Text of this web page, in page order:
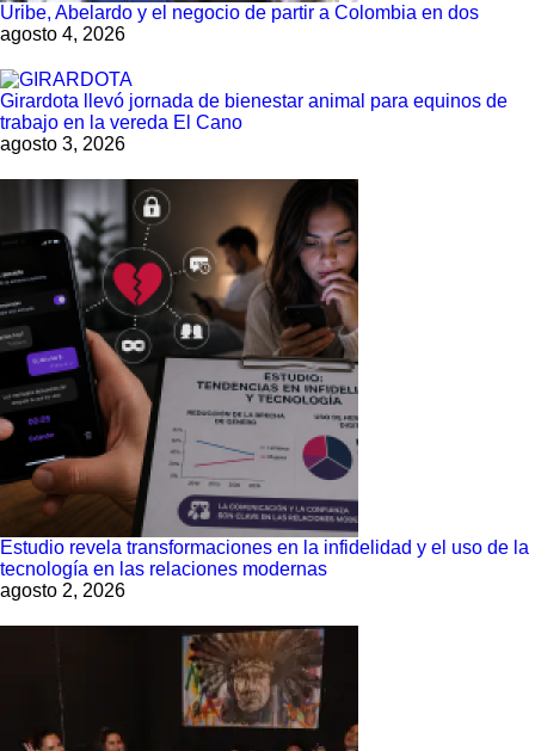
Uribe, Abelardo y el negocio de partir a Colombia en dos
agosto 4, 2026
Girardota llevó jornada de bienestar animal para equinos de
trabajo en la vereda El Cano
agosto 3, 2026
Estudio revela transformaciones en la infidelidad y el uso de la
tecnología en las relaciones modernas
agosto 2, 2026